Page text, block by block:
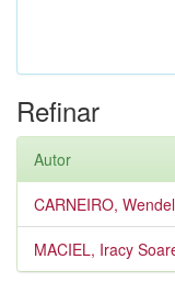
Refinar
Autor
CARNEIRO,
MACIEL, Iracy